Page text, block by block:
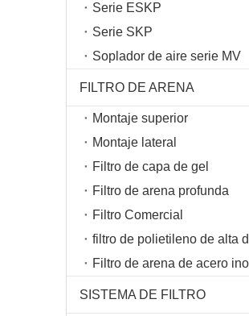
Serie ESKP
Serie SKP
Soplador de aire serie MV
FILTRO DE ARENA
Montaje superior
Montaje lateral
Filtro de capa de gel
Filtro de arena profunda
Filtro Comercial
SISTEMA DE FILTRO